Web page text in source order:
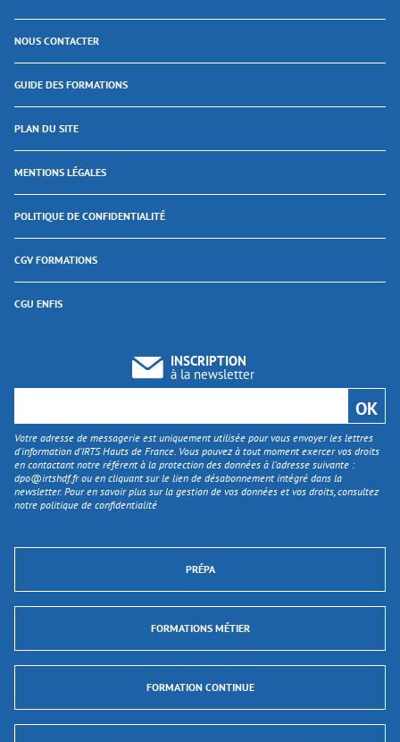
NOUS CONTACTER
GUIDE DES FORMATIONS
PLAN DU SITE
MENTIONS LÉGALES
POLITIQUE DE CONFIDENTIALITÉ
CGV FORMATIONS
CGU ENFIS
INSCRIPTION
à la newsletter
Votre adresse de messagerie est uniquement utilisée pour vous envoyer les lettres
d'information d’IRTS Hauts de France. Vous pouvez à tout moment exercer vos droits
en contactant notre référent à la protection des données à l’adresse suivante :
dpo@irtshdf.frou en cliquant sur le lien de désabonnement intégré dans la
newsletter. Pour en savoir plus sur la gestion de vos données et vos droits, consultez
notre politique de confidentialité
PRÉPA
FORMATIONS MÉTIER
FORMATION CONTINUE